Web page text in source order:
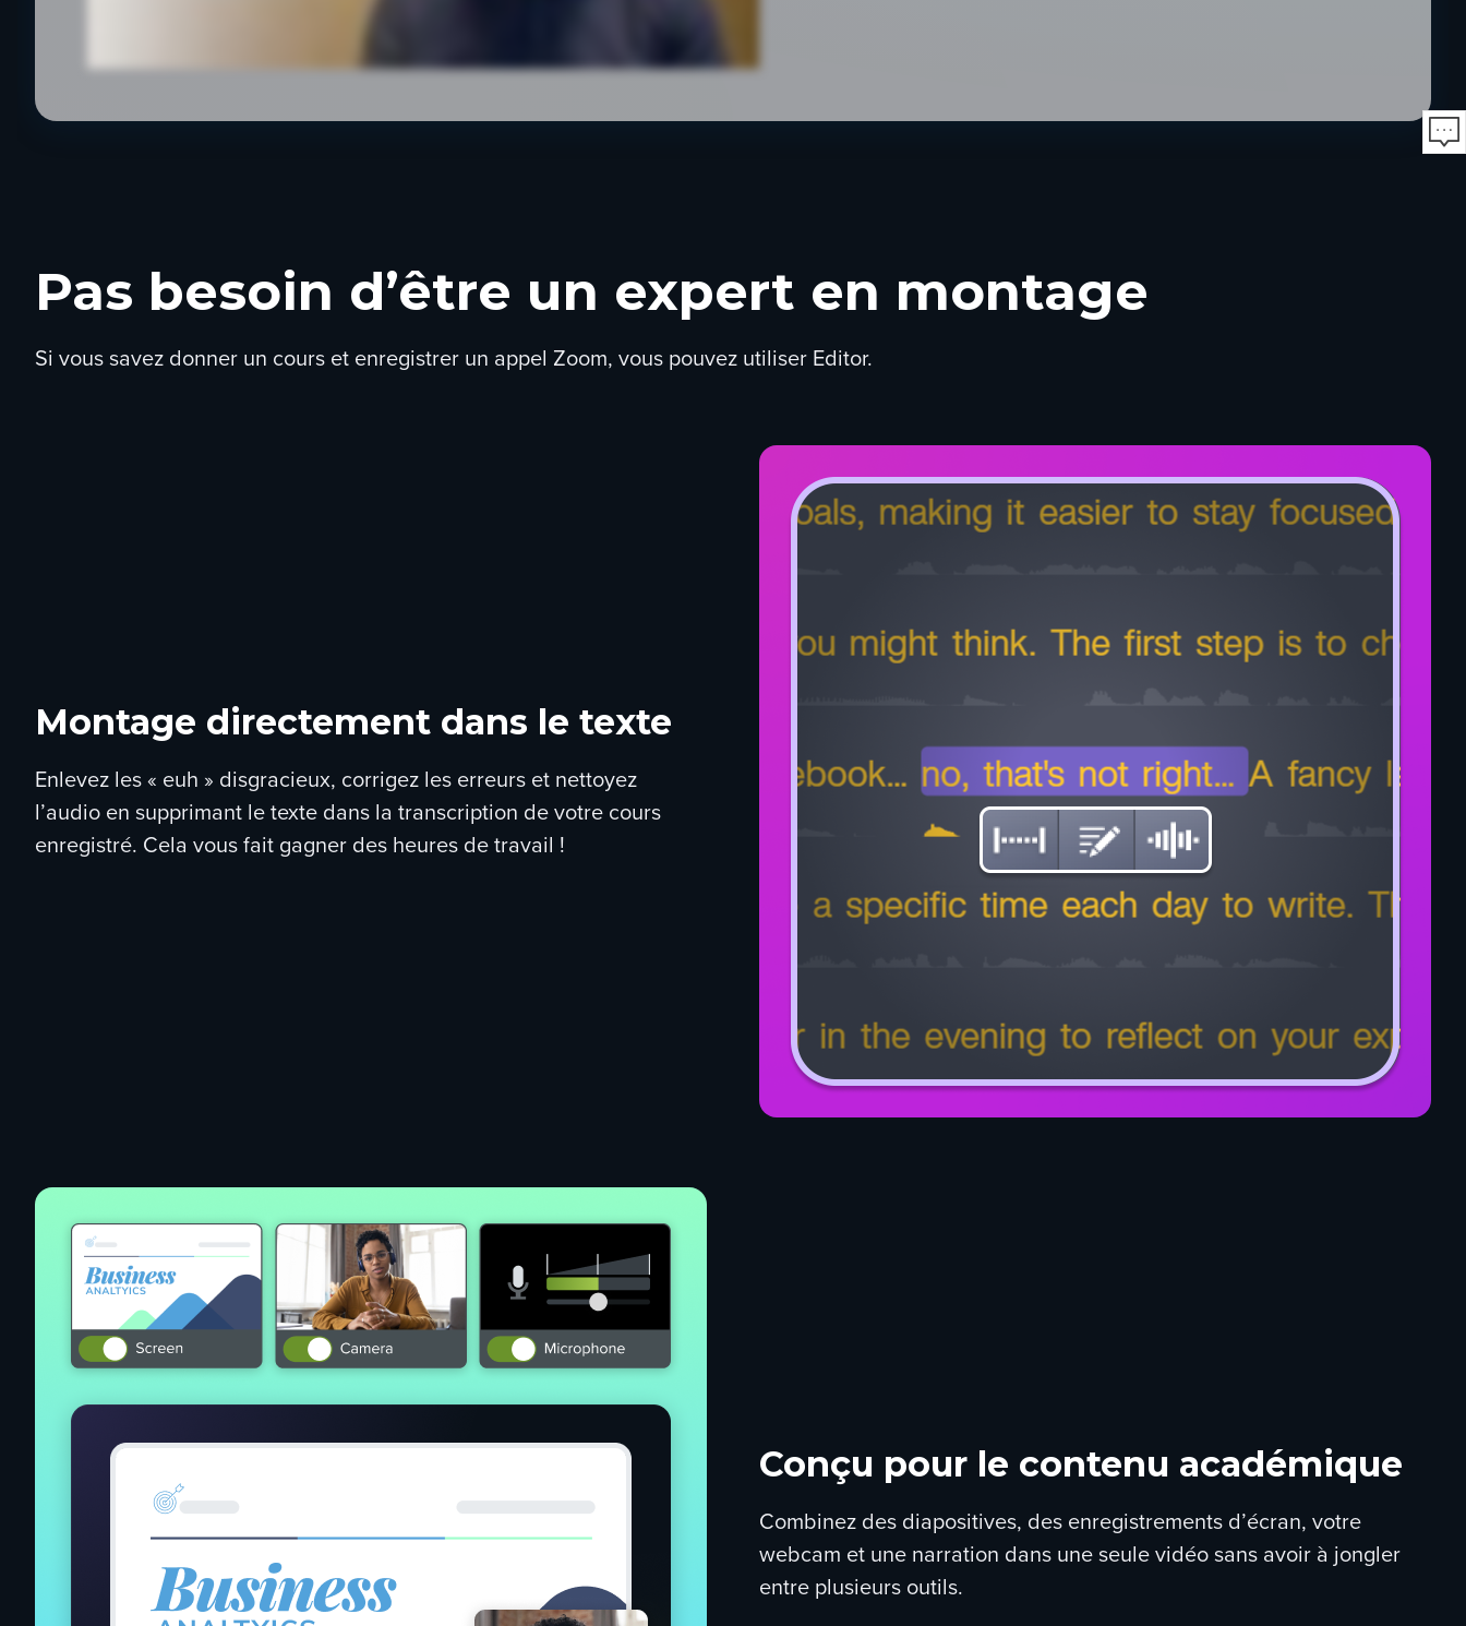
Pas besoin d’être un expert en montage
Si vous savez donner un cours et enregistrer un appel Zoom, vous pouvez utiliser Editor.
Montage directement dans le texte
Enlevez les « euh » disgracieux, corrigez les erreurs et nettoyez
l’audio en supprimant le texte dans la transcription de votre cours
enregistré. Cela vous fait gagner des heures de travail !
Conçu pour le contenu académique
Combinez des diapositives, des enregistrements d’écran, votre
webcam et une narration dans une seule vidéo sans avoir à jongler
entre plusieurs outils.